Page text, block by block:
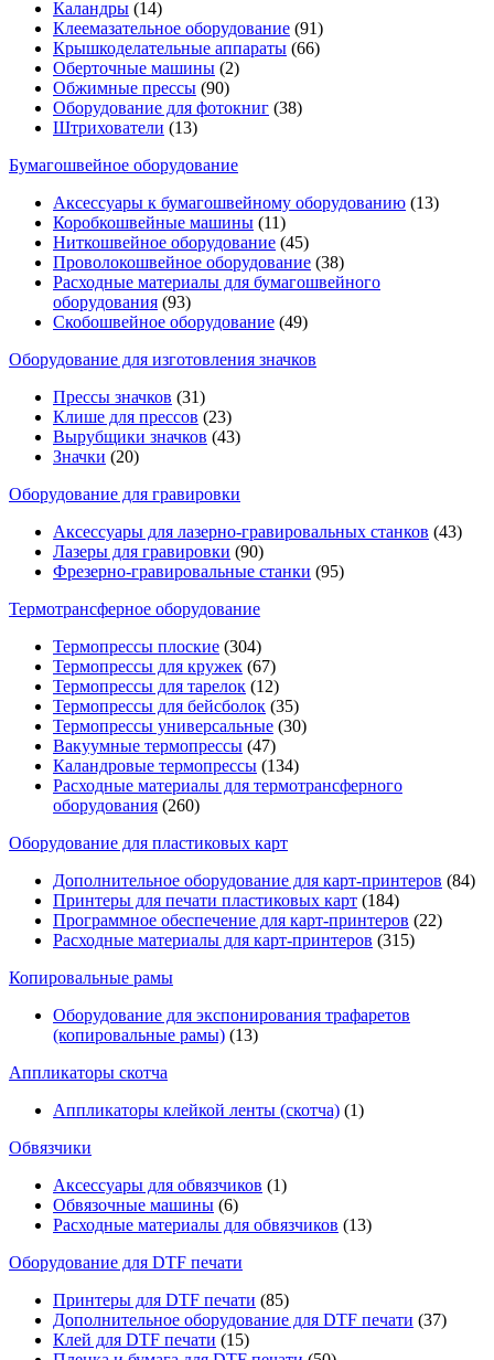
Каландры (14)
Клеемазательное оборудование (91)
Крышкоделательные аппараты (66)
Оберточные машины (2)
Обжимные прессы (90)
Оборудование для фотокниг (38)
Штрихователи (13)
Бумагошвейное оборудование
Аксессуары к бумагошвейному оборудованию (13)
Коробкошвейные машины (11)
Ниткошвейное оборудование (45)
Проволокошвейное оборудование (38)
Расходные материалы для бумагошвейного
оборудования (93)
Скобошвейное оборудование (49)
Оборудование для изготовления значков
Прессы значков (31)
Клише для прессов (23)
Вырубщики значков (43)
Значки (20)
Оборудование для гравировки
Аксессуары для лазерно-гравировальных станков (43)
Лазеры для гравировки (90)
Фрезерно-гравировальные станки (95)
Термотрансферное оборудование
Термопрессы плоские (304)
Термопрессы для кружек (67)
Термопрессы для тарелок (12)
Термопрессы для бейсболок (35)
Термопрессы универсальные (30)
Вакуумные термопрессы (47)
Каландровые термопрессы (134)
Расходные материалы для термотрансферного
оборудования (260)
Оборудование для пластиковых карт
Дополнительное оборудование для карт-принтеров (84)
Принтеры для печати пластиковых карт (184)
Программное обеспечение для карт-принтеров (22)
Расходные материалы для карт-принтеров (315)
Копировальные рамы
Оборудование для экспонирования трафаретов
(копировальные рамы) (13)
Аппликаторы скотча
Аппликаторы клейкой ленты (скотча) (1)
Обвязчики
Аксессуары для обвязчиков (1)
Обвязочные машины (6)
Расходные материалы для обвязчиков (13)
Оборудование для DTF печати
Принтеры для DTF печати (85)
Дополнительное оборудование для DTF печати (37)
Клей для DTF печати (15)